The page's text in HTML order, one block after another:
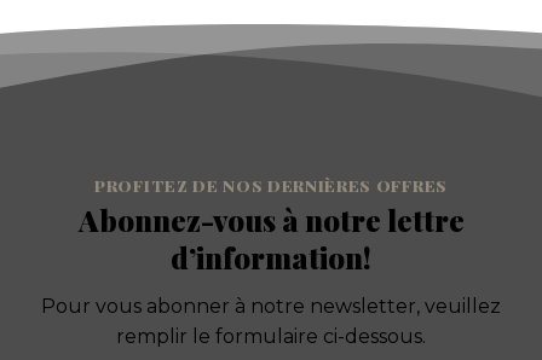
PROFITEZ DE NOS DERNIÈRES OFFRES
Abonnez-vous à notre lettre
d’information!
Pour vous abonner à notre newsletter, veuillez
remplir le formulaire ci-dessous.